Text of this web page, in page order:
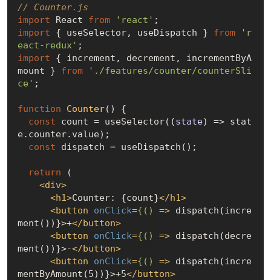
// Counter.js
import React from 'react'
import { useSelector, useDispatch } from
'r
eact-redux'
import { increment, decrement, incrementByA
mount } from
'./features/counter/counterSli
ce' ;
function Counter( ) {
const count = useSelector( (state) => stat
e.counter.value);
const dispatch = useDispatch();
return (
<div>
<h1>Counter: {count}</h1>
<button onClick={() => dispatch(incre
ment())}>+</button>
<button onClick={() => dispatch(decre
ment())}>-</button>
<button onClick={() => dispatch(incre
mentByAmount(5))}>+5</button>